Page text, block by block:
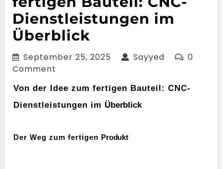
Dienstleistungen im
Überblick
September 25, 2025 September
Sayyed Sayyed
0
Comment
Von der Idee zum fertigen Bauteil: CNC-
Dienstleistungen im Überblick
Der Weg zum fertigen Produkt